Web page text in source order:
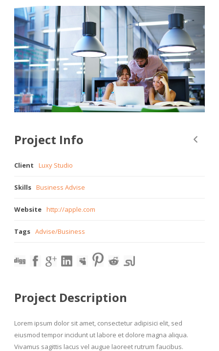
Project Info
Client Luxy Studio
Skills Business Advise
Website http://apple.com
Tags Advise/Business
Project Description
Lorem ipsum dolor sit amet, consectetur adipisici elit, sed
eiusmod tempor incidunt ut labore et dolore magna aliqua.
Vivamus sagittis lacus vel augue laoreet rutrum faucibus.